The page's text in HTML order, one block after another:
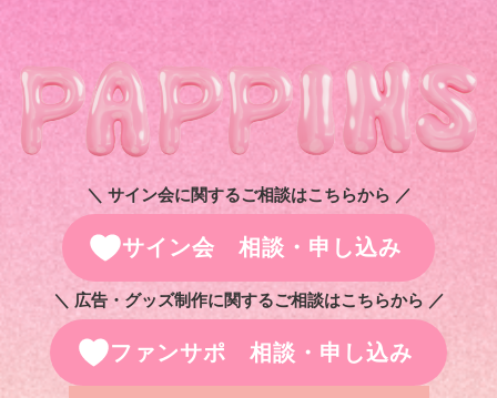
＼ サイン会に関するご相談はこちらから ／
サイン会 相談・申し込み
＼ 広告・グッズ制作に関するご相談はこちらから ／
ファンサポ 相談・申し込み